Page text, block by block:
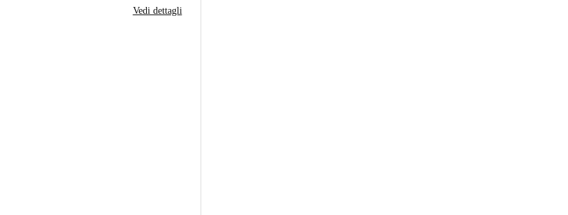
Vedi dettagli